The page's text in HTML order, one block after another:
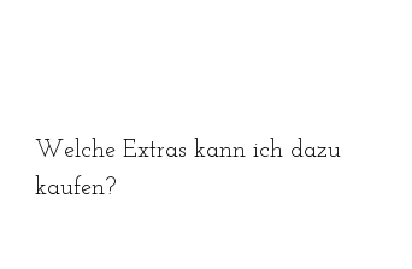
Welche Extras kann ich dazu
kaufen?